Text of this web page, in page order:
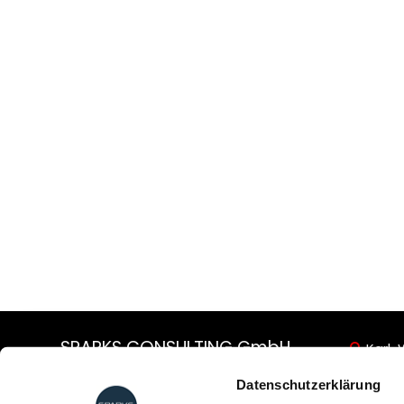
Datenschutzerklärung
SPARKS CONSULTING GmbH
 Karl-